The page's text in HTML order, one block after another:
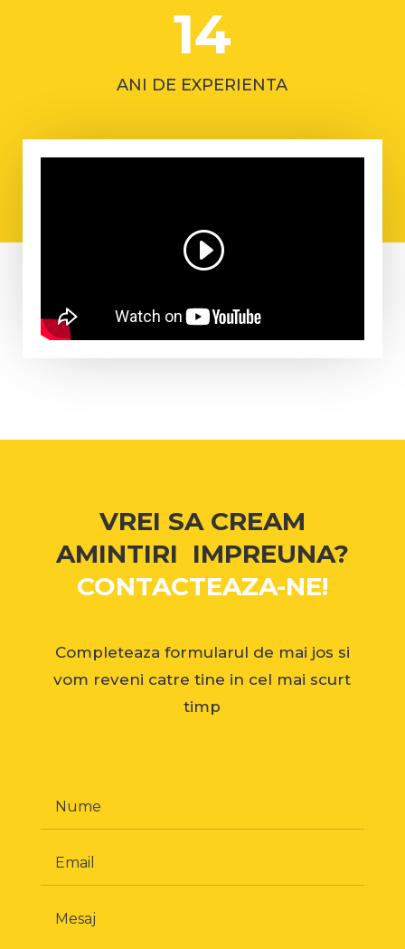
14
ANI DE EXPERIENTA
VREI SA CREAM
AMINTIRI IMPREUNA?
CONTACTEAZA-NE!
Completeaza formularul de mai jos si
vom reveni catre tine in cel mai scurt
timp